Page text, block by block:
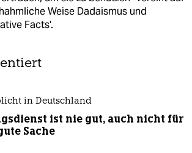
Weise Dadaismus und
Facts'.
in Deutschland
ist nie gut, auch nicht für
Sache